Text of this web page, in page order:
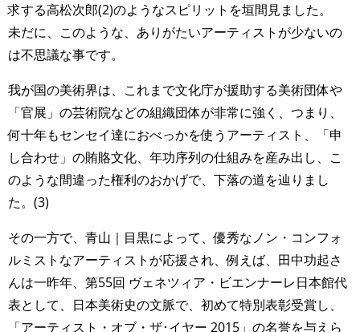
求する高松次郎(2)のようなスピリットを垣間見ました。
未だに、このような、ありがたいアーティストが少ないの
は不思議な事です。
我が国の美術界は、これまで文化庁が援助する美術団体や
「官展」の芸術院などの組織団体が非常に強く、つまり、
何十年もセンセイ達におべっかを使うアーティスト、「申
し合わせ」の賄賂文化、年功序列の仕組みを産み出し、こ
のような間違った権利のおかげで、下落の道を辿りまし
た。(3)
その一方で、青山｜目黒によって、優秀なノン・コンフォ
ルミストなアーティストが応援され、例えば、田中功起さ
んは一昨年、第55回 ヴェネツィア・ビエンナーレ日本館代
表として、日本美術史の文脈で、初めて特別表彰受賞し、
「アーティスト・オブ・ザ･イヤー 2015」の名誉を与えら